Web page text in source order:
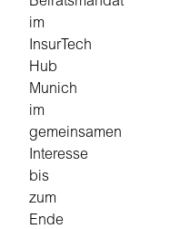
im
InsurTech
Hub
Munich
im
gemeinsamen
Interesse
bis
zum
Ende